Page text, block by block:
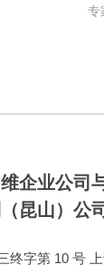
专
企业公司
昆山）公
终字第 10 号